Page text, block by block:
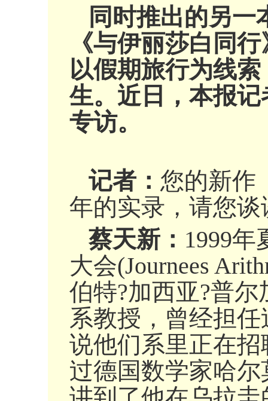
同时推出的另
《与伊丽莎白同
以假期旅行为线
生。近日，本报
专访。
记者： 您的新作
年的实录，请您
蔡天新： 1999
大会(Journees
伯特?加西亚?普
系教授，曾经担
说他们系里正在
过德国数学家哈